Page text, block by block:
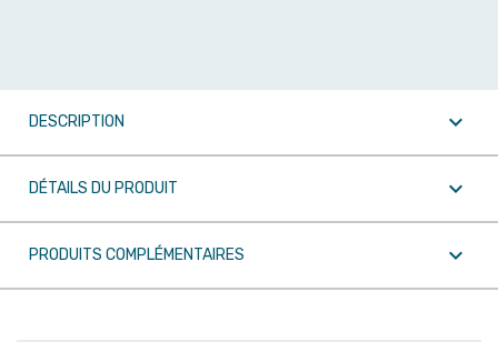
DESCRIPTION 
DÉTAILS DU PRODUIT 
PRODUITS COMPLÉMENTAIRES 